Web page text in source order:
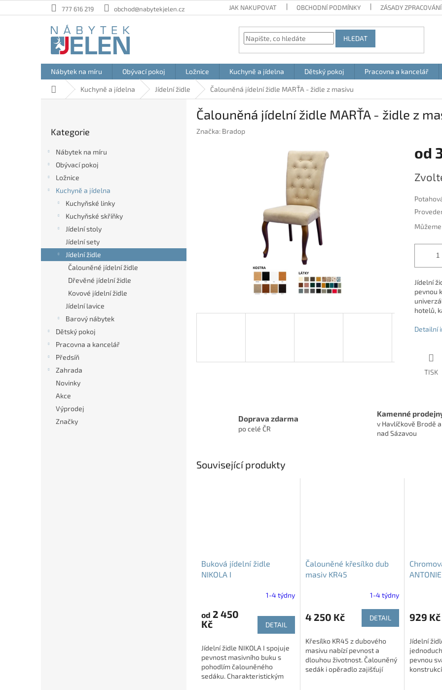
na
777 616 219 obchod@nabytekjelen.cz JAK NAKUPOVAT OBCHODNÍ PODMÍNKY ZÁSADY ZPRACOVÁNÍ
HLEDAT
Nábytek na míru Obývací pokoj Ložnice Kuchyně a jídelna Dětský pokoj Pracovna a kancelář
Domů Kuchyně a jídelna Jídelní židle Čalouněná jídelní židle MARŤA - židle z masivu
l
kategorie
Kategorie
Nábytek na míru
Obývací pokoj
Ložnice
Kuchyně a jídelna
Kuchyňské linky
Kuchyňské skříňky
Jídelní stoly
Jídelní sety
Jídelní židle
Čalouněné jídelní židle
Dřevěné jídelní židle
Kovové jídelní židle
Jídelní lavice
Barový nábytek
Dětský pokoj
Pracovna a kancelář
Předsíň
Zahrada
Novinky
Akce
Výprodej
Značky
Čalouněná jídelní židle MARŤA - židle z
Značka: Bradop
od
cena:
Jídelní
pevnou
hotelů,
Detailní
TISK
Doprava zdarma
po celé ČR
Kamenné
v Havlíčkově Brodě
nad Sázavou
Související produkty
Buková jídelní židle
NIKOLA I
1-4 týdny
od 2 450
Kč
DETAIL
Jídelní židle NIKOLA I spojuje
pevnost masivního buku s
pohodlím čalouněného
sedáku. Charakteristickým
Čalouněné křesílko dub
masiv KR45
1-4 týdny
4 250 Kč DETAIL
Křesílko KR45 z dubového
masivu nabízí pevnost a
dlouhou životnost. Čalouněný
sedák i opěradlo zajišťují
ANTONIE
929 Kč
Jídelní
pevnou